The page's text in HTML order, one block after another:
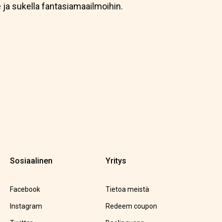
sukella fantasiamaailmoihin.
Sosiaalinen
Facebook
Instagram
Yritys
Tietoa meistä
Redeem coupon